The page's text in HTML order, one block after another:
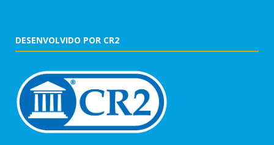
DESENVOLVIDO POR CR2